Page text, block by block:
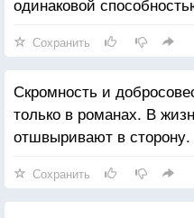
Сохранить
Скромность и
только в романах. В
отшвыривают в сторону.
Сохранить